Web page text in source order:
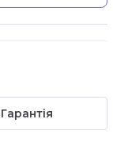
Гарантія